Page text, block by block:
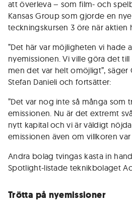
att överleva – som film- och
Kansas Group som gjorde en
teckningskursen 3 öre när aktien
”Det här var möjligheten vi hade
nyemissionen. Vi ville göra det
men det var helt omöjligt”, säger
Stefan Danieli och fortsätter:
”Det var nog inte så många som
emissionen. Nu är det extremt
nytt kapital och vi är väldigt
emissionen även om villkoren
Andra bolag tvingas kasta in
Spotlight-listade teknikbolaget
Trötta på nyemissioner